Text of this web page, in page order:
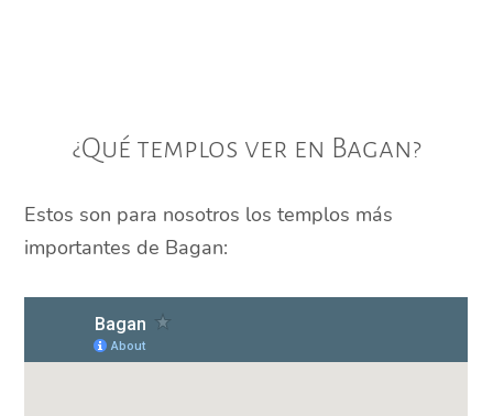
¿Qué templos ver en Bagan?
Estos son para nosotros los templos más
importantes de Bagan: